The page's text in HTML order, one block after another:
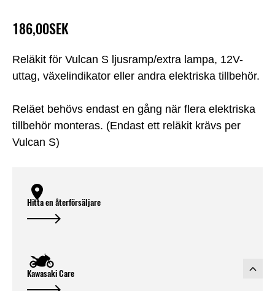
Reläkit för Vulcan S ljusramp/extra lampa, 12V-
uttag, växelindikator eller andra elektriska tillbehör.
Reläet behövs endast en gång när flera elektriska
tillbehör monteras. (Endast ett reläkit krävs per
Vulcan S)
186,00SEK
Hitta en återförsäljare
Kawasaki Care